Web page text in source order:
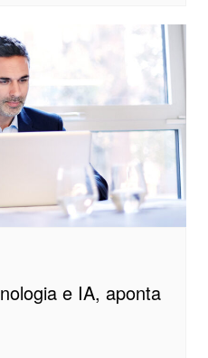
e IA, aponta